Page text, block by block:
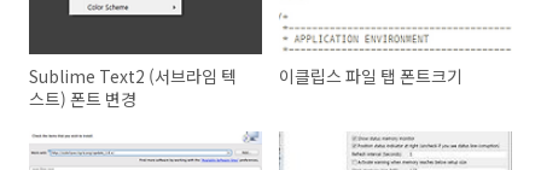
Sublime Text2 (서브라임 텍
스트) 폰트 변경
이클립스 파일 탭 폰트크기